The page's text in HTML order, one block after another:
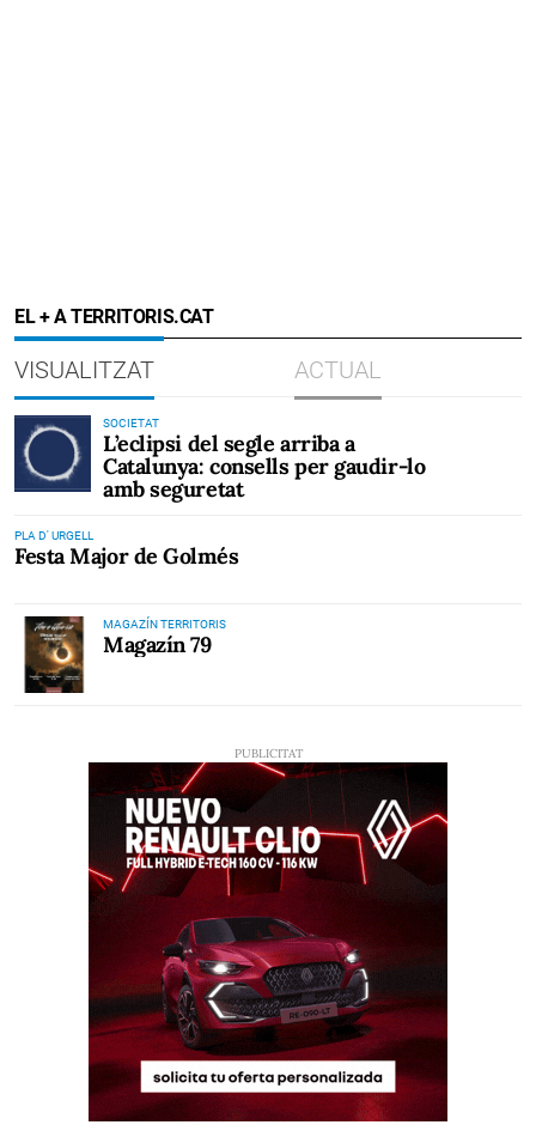
EL + A TERRITORIS.CAT
VISUALITZAT ACTUAL
SOCIETAT
L’eclipsi del segle arriba a
Catalunya: consells per gaudir-lo
amb seguretat
PLA D' URGELL
Festa Major de Golmés
MAGAZÍN TERRITORIS
Magazín 79